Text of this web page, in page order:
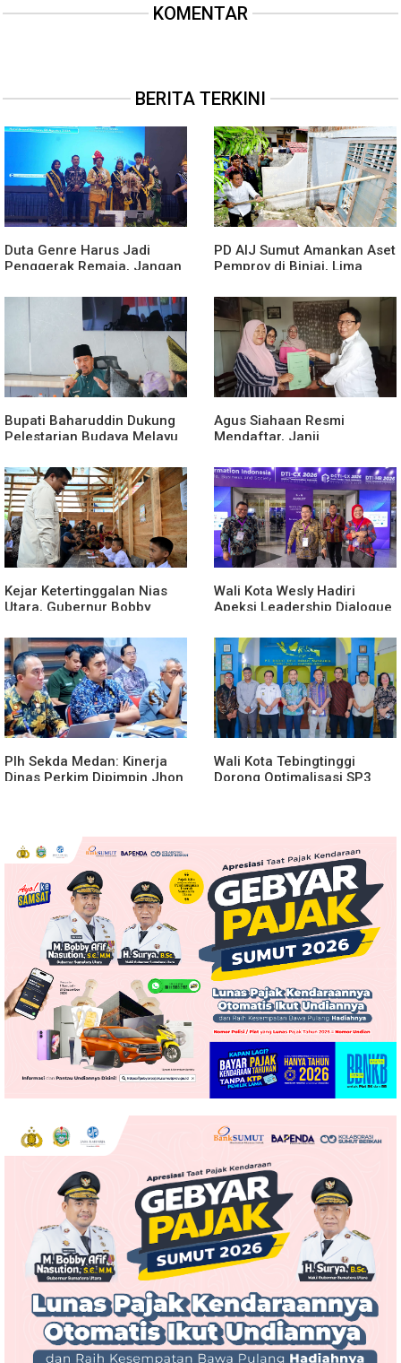
KOMENTAR
BERITA TERKINI
Duta Genre Harus Jadi
Penggerak Remaja, Jangan
PD AIJ Sumut Amankan Aset
Pemprov di Binjai, Lima
Ria Dibongkar
Bupati Baharuddin Dukung
Pelestarian Budaya Melayu
Jilid 7
Agus Siahaan Resmi
Mendaftar, Janji
Lomba Karya Tulis Se-Sumut
Kejar Ketertinggalan Nias
Utara, Gubernur Bobby
Gedung SMPN 4 Sitoli Ori
Wali Kota Wesly Hadiri
Apeksi Leadership Dialogue
Transformasi Digital
Plh Sekda Medan: Kinerja
Dinas Perkim Dipimpin Jhon
Wali Kota Tebingtinggi
Dorong Optimalisasi SP3